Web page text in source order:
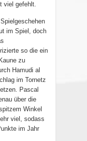
viel gefehlt.
im Spiel, doch
so die ein
zu
Hamudi al
im Tornetz
Pascal
über die
Winkel
viel, sodass
im Jahr